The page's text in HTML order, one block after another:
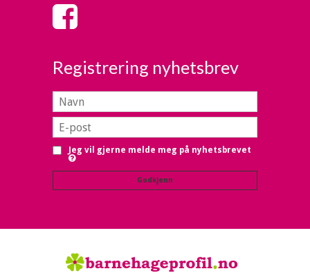
Registrering nyhetsbrev
Jeg vil gjerne melde meg på nyhetsbrevet
Godkjenn